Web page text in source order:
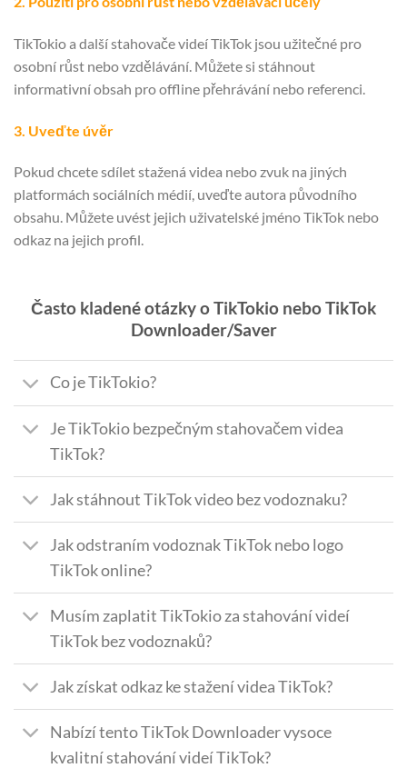
TikTokio a další stahovače videí TikTok jsou užitečné pro
osobní růst nebo vzdělávání. Můžete si stáhnout
informativní obsah pro offline přehrávání nebo referenci.
3. Uveďte úvěr
Pokud chcete sdílet stažená videa nebo zvuk na jiných
platformách sociálních médií, uveďte autora původního
obsahu. Můžete uvést jejich uživatelské jméno TikTok nebo
odkaz na jejich profil.
Často kladené otázky o TikTokio nebo TikTok
Downloader/Saver
Co je TikTokio?
Je TikTokio bezpečným stahovačem videa
TikTok?
Jak stáhnout TikTok video bez vodoznaku?
Jak odstraním vodoznak TikTok nebo logo
TikTok online?
Musím zaplatit TikTokio za stahování videí
TikTok bez vodoznaků?
Jak získat odkaz ke stažení videa TikTok?
Nabízí tento TikTok Downloader vysoce
kvalitní stahování videí TikTok?